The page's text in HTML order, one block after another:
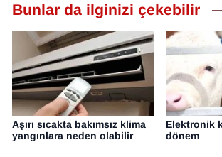
Bunlar da ilginizi çekebilir
Aşırı sıcakta bakımsız klima
yangınlara neden olabilir
Elektronik
dönem